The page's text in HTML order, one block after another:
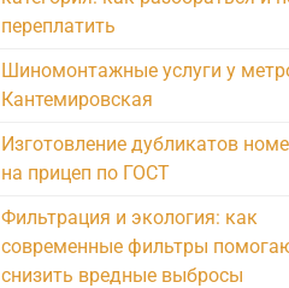
переплатить
Шиномонтажные услуги у
Кантемировская
Изготовление дубликатов
на прицеп по ГОСТ
Фильтрация и экология: как
современные фильтры
снизить вредные выбросы